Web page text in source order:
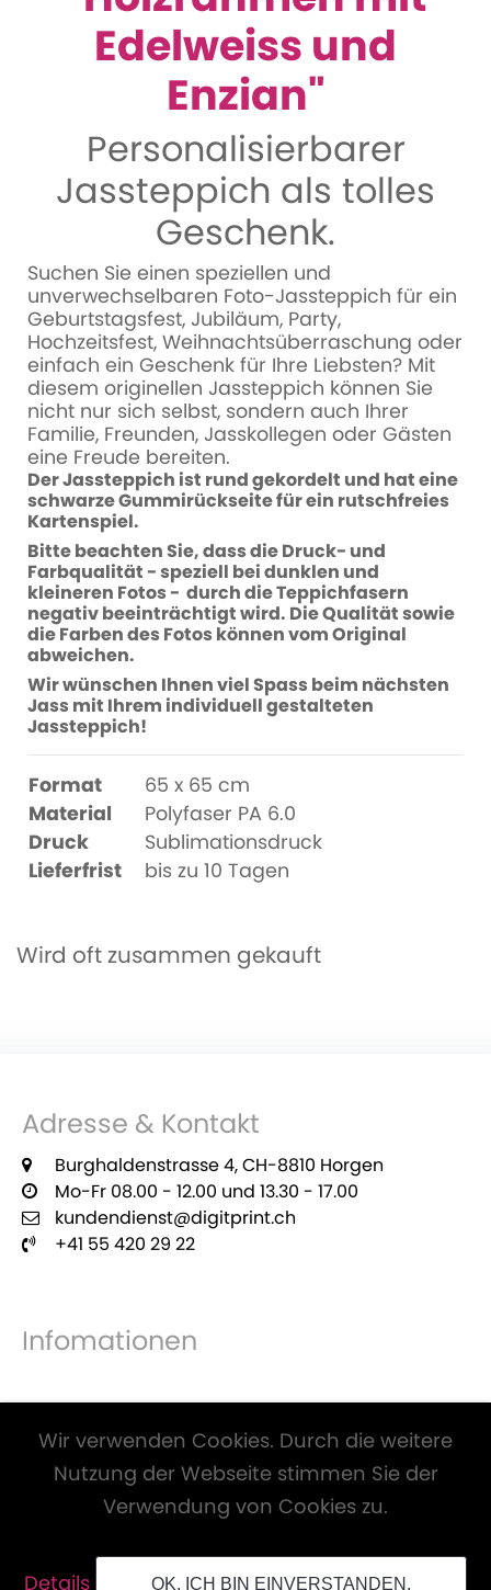
Edelweiss und
Enzian"
Personalisierbarer
Jassteppich als tolles
Geschenk.
Suchen Sie einen speziellen und
unverwechselbaren Foto-Jassteppich für ein
Geburtstagsfest, Jubiläum, Party,
Hochzeitsfest, Weihnachtsüberraschung oder
einfach ein Geschenk für Ihre Liebsten? Mit
diesem originellen Jassteppich können Sie
nicht nur sich selbst, sondern auch Ihrer
Familie, Freunden, Jasskollegen oder Gästen
eine Freude bereiten.
Der Jassteppich ist rund gekordelt und hat eine
schwarze Gummirückseite für ein rutschfreies
Kartenspiel.
Bitte beachten Sie, dass die Druck- und
Farbqualität - speziell bei dunklen und
kleineren Fotos - durch die Teppichfasern
negativ beeinträchtigt wird. Die Qualität sowie
die Farben des Fotos können vom Original
abweichen.
Wir wünschen Ihnen viel Spass beim nächsten
Jass mit Ihrem individuell gestalteten
Jassteppich!
Format
65 x 65 cm
Material
Polyfaser PA 6.0
Druck
Sublimationsdruck
Lieferfrist
bis zu 10 Tagen
Wird oft zusammen gekauft
Adresse & Kontakt
Burghaldenstrasse 4, CH-8810 Horgen
Mo-Fr 08.00 - 12.00 und 13.30 - 17.00
kundendienst@digitprint.ch
+41 55 420 29 22
Infomationen
Alle Preise inkl. Mwst. und zzgl.Versandkosten
Wir verwenden Cookies. Durch die weitere
Nutzung der Webseite stimmen Sie der
Verwendung von Cookies zu.
Details OK, ICH BIN EINVERSTANDEN.